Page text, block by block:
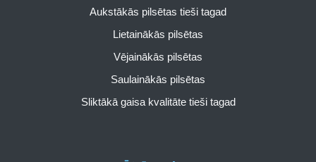
Aukstākās pilsētas tieši tagad
Lietainākās pilsētas
Vējainākās pilsētas
Saulainākās pilsētas
Sliktākā gaisa kvalitāte tieši tagad